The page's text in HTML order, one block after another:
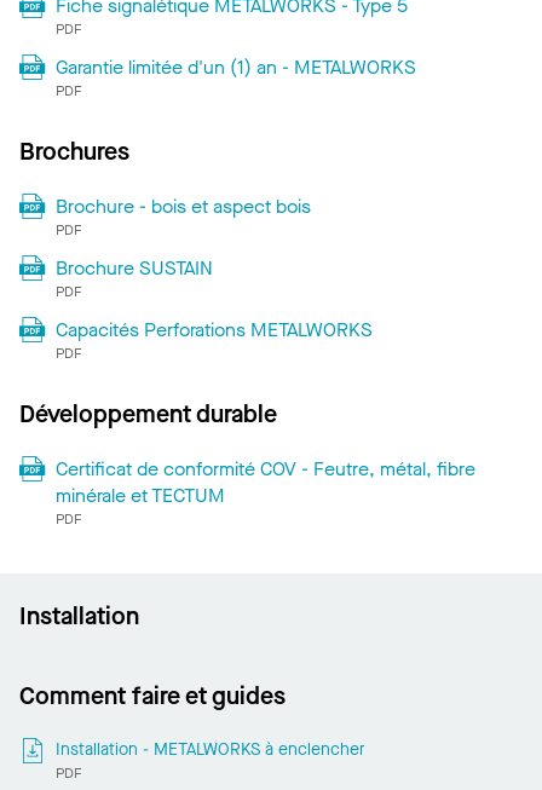
Fiche signalétique METALWORKS - Type 5
PDF
Garantie limitée d'un (1) an - METALWORKS
PDF
Brochures
Brochure - bois et aspect bois
PDF
Brochure SUSTAIN
PDF
Capacités Perforations METALWORKS
PDF
Développement durable
Certificat de conformité COV - Feutre, métal, fibre
minérale et TECTUM
PDF
Installation
Comment faire et guides
Installation - METALWORKS à enclencher
PDF